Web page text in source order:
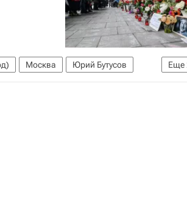
Еще
Москва
Юрий Бутусов